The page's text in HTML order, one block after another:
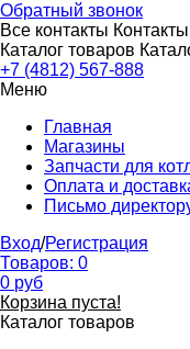
Обратный звонок
Все контакты Контакты
Каталог товаров
+7 (4812) 567-888
Меню
Главная
Магазины
Запчасти для
Оплата и
Письмо
Вход/Регистрация
Товаров: 0
0 руб
Корзина пуста!
Каталог товаров